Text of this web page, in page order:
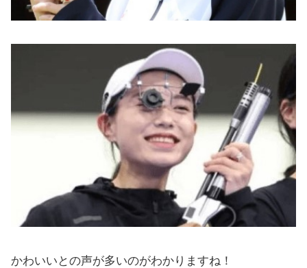
かわいいとの声が多いのがわかりますね！